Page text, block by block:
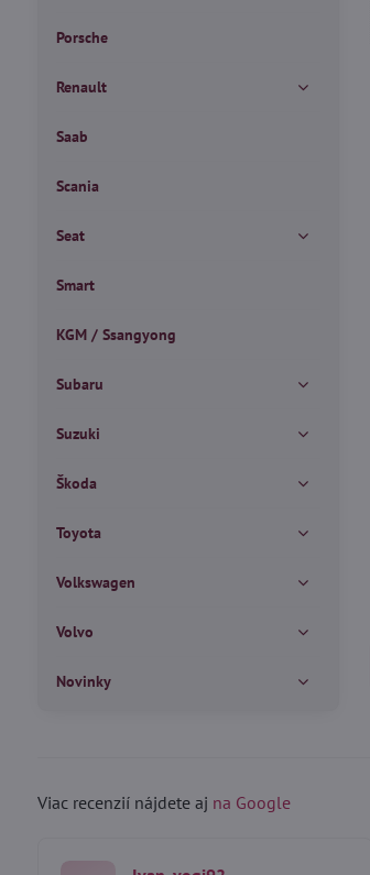
Porsche
Renault
Saab
Scania
Seat
Smart
KGM / Ssangyong
Subaru
Suzuki
Škoda
Toyota
Volkswagen
Volvo
Novinky
Viac recenzií nájdete aj na Google